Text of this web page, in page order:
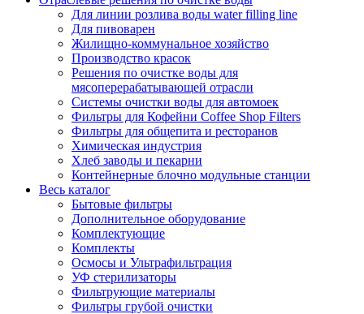
Для линии розлива воды water filling line
Для пивоварен
Жилищно-коммунальное хозяйство
Производство красок
Решения по очистке воды для
мясоперерабатывающей отрасли
Системы очистки воды для автомоек
Фильтры для Кофейни Coffee Shop Filters
Фильтры для общепита и ресторанов
Химическая индустрия
Хлеб заводы и пекарни
Контейнерные блочно модульные станции
Весь каталог
Бытовые фильтры
Дополнительное оборудование
Комплектующие
Комплекты
Осмосы и Ультрафильтрация
УФ стерилизаторы
Фильтрующие материалы
Фильтры грубой очистки